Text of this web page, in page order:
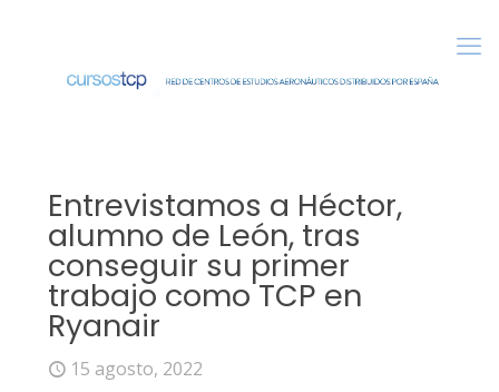
Entrevistamos a Héctor,
alumno de León, tras
conseguir su primer
trabajo como TCP en
Ryanair
15 agosto, 2022